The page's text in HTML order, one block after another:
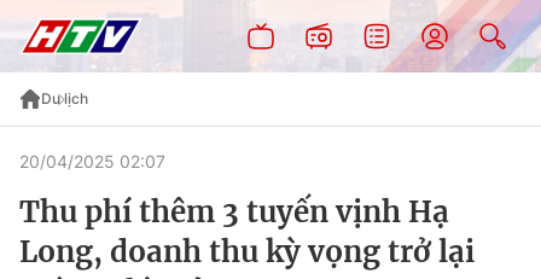
Du lịch
20/04/2025 02:07
Thu phí thêm 3 tuyến vịnh Hạ
Long, doanh thu kỳ vọng trở lại